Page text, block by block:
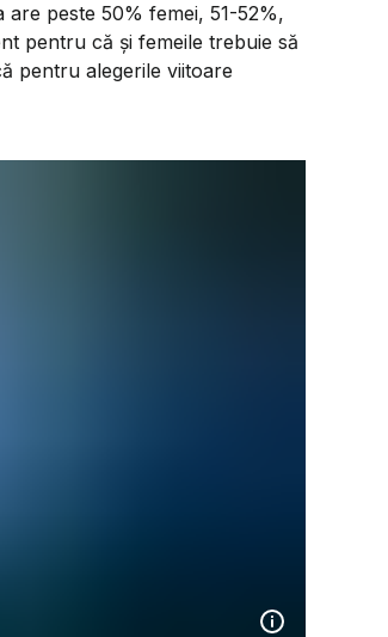
peste 50% femei, 51-52%,
pentru că și femeile trebuie să
pentru alegerile viitoare